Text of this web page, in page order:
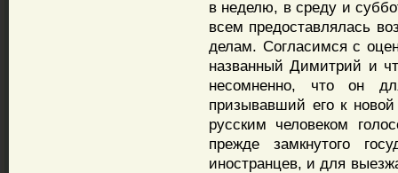
в неделю, в среду и
всем предоставлялась
делам. Согласимся с
названный Димитрий и
несомненно, что он
призывавший его к
русским человеком
прежде замкнутого
иностранцев, и для